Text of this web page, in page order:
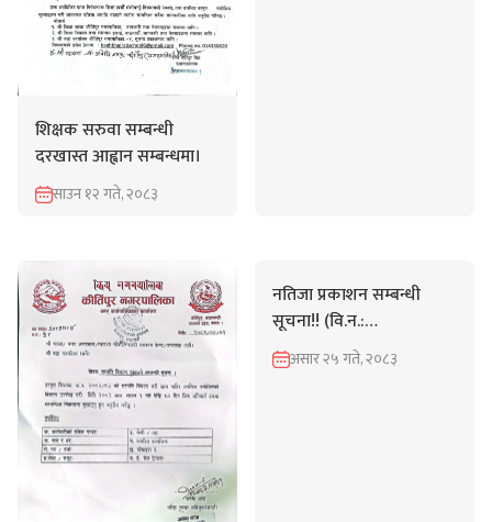
शिक्षक सरुवा सम्बन्धी
दरखास्त आह्वान सम्बन्धमा।
साउन १२ गते, २०८३
नतिजा प्रकाशन सम्बन्धी
सूचना!! (वि.न.:
१५/२०८२/०८३ मे.सु. (नवौं),
१६/२०८२/०८३ मे.अ (आठौं),
असार २५ गते, २०८३